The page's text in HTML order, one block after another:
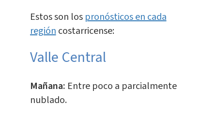
Estos son los pronósticos en cada
regióncostarricense:
Valle Central
Mañana: Entre poco a parcialmente
nublado.